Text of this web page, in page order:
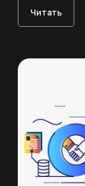
Читать